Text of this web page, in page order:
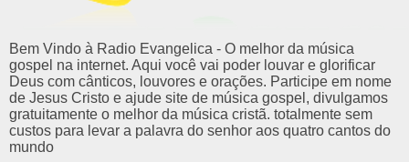
Bem Vindo à Radio Evangelica - O melhor da música
gospel na internet. Aqui você vai poder louvar e glorificar
Deus com cânticos, louvores e orações. Participe em nome
de Jesus Cristo e ajude site de música gospel, divulgamos
gratuitamente o melhor da música cristã. totalmente sem
custos para levar a palavra do senhor aos quatro cantos do
mundo